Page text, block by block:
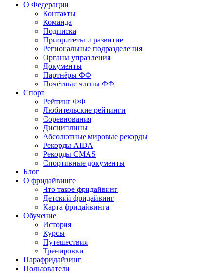
О Федерации
Контакты
Команда
Подписка
Приоритеты и развитие
Региональные подразделения
Органы управления
Документы
Партнёры ФФ
Почётные члены ФФ
Спорт
Рейтинг ФФ
Любительские рейтинги
Соревнования
Дисциплины
Абсолютные мировые рекорды
Рекорды AIDA
Рекорды CMAS
Спортивные документы
Блог
О фридайвинге
Что такое фридайвинг
Детский фридайвинг
Карта фридайвинга
Обучение
История
Курсы
Путешествия
Тренировки
Парафридайвинг
Пользователи